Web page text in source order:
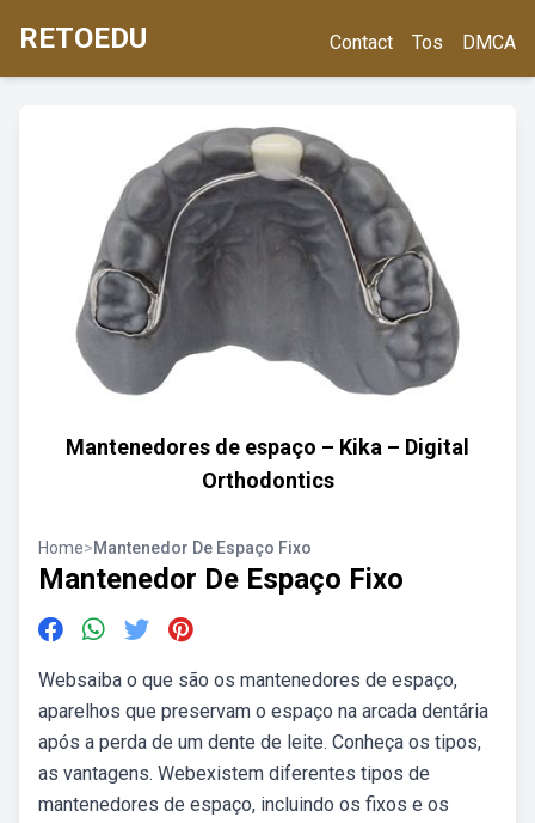
RETOEDU Contact Tos DMCA
Mantenedores de espaço – Kika – Digital
Orthodontics
Home>Mantenedor De Espaço Fixo
Mantenedor De Espaço Fixo
Websaiba o que são os mantenedores de espaço,
aparelhos que preservam o espaço na arcada dentária
após a perda de um dente de leite. Conheça os tipos,
as vantagens. Webexistem diferentes tipos de
mantenedores de espaço, incluindo os fixos e os